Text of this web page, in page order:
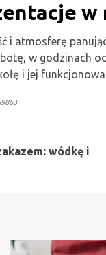
i atmosferę
w godzinach
i jej
wódkę i